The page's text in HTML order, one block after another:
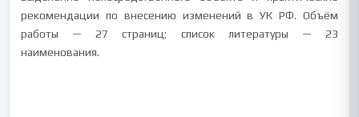
рекомендации по внесению изменений в УК РФ. Объём
работы — 27 страниц; список литературы — 23
наименования.